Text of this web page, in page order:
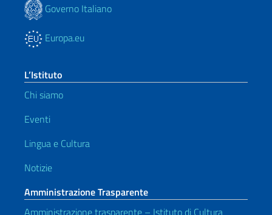
Governo Italiano
Europa.eu
L’Istituto
Chi siamo
Eventi
Lingua e Cultura
Notizie
Amministrazione Trasparente
Amministrazione trasparente – Istituto di Cultura